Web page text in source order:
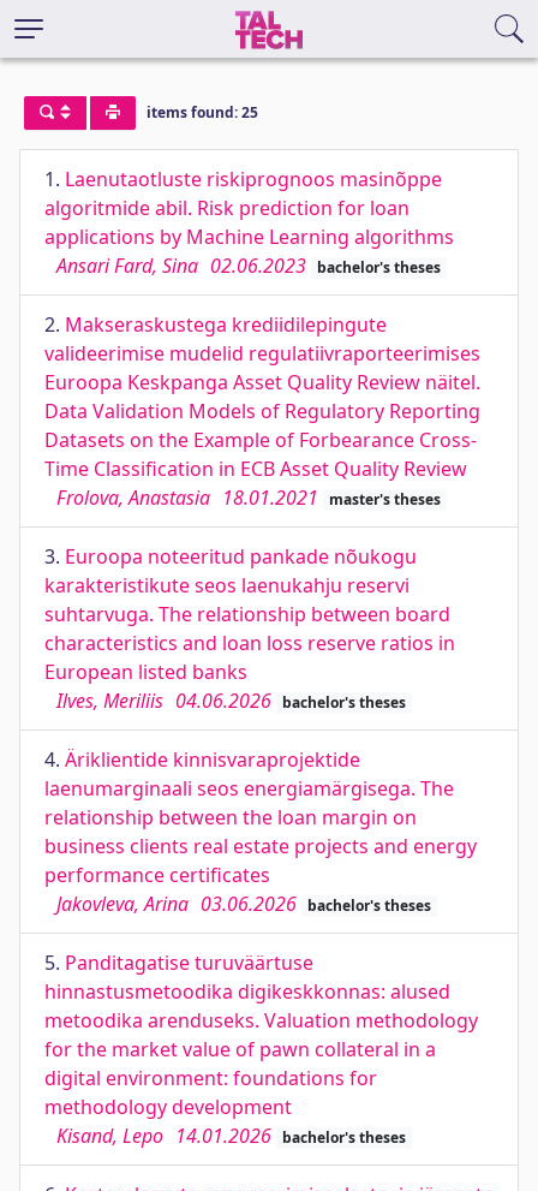
items found: 25
1. Laenutaotluste riskiprognoos masinõppe
algoritmide abil. Risk prediction for loan
applications by Machine Learning algorithms
Ansari Fard, Sina 02.06.2023 bachelor's theses
2. Makseraskustega krediidilepingute
valideerimise mudelid regulatiivraporteerimises
Euroopa Keskpanga Asset Quality Review näitel.
Data Validation Models of Regulatory Reporting
Datasets on the Example of Forbearance Cross-
Time Classification in ECB Asset Quality Review
Frolova, Anastasia 18.01.2021 master's theses
3. Euroopa noteeritud pankade nõukogu
karakteristikute seos laenukahju reservi
suhtarvuga. The relationship between board
characteristics and loan loss reserve ratios in
European listed banks
Ilves, Meriliis 04.06.2026 bachelor's theses
4. Äriklientide kinnisvaraprojektide
laenumarginaali seos energiamärgisega. The
relationship between the loan margin on
business clients real estate projects and energy
performance certificates
Jakovleva, Arina 03.06.2026 bachelor's theses
5. Panditagatise turuväärtuse
hinnastusmetoodika digikeskkonnas: alused
metoodika arenduseks. Valuation methodology
for the market value of pawn collateral in a
digital environment: foundations for
methodology development
Kisand, Lepo 14.01.2026 bachelor's theses